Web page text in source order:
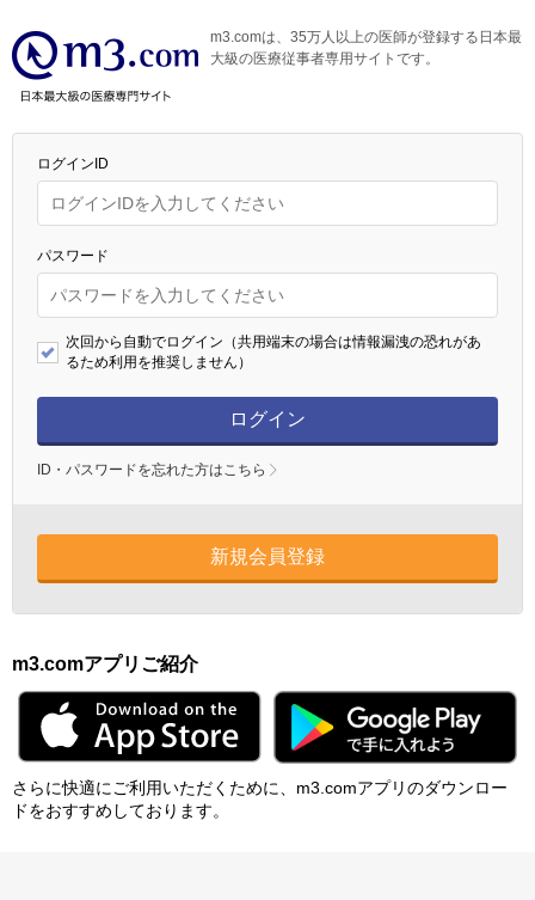
m3.comは、35万人以上の医師が登録する日本最
大級の医療従事者専用サイトです。
ログインID
パスワード
次回から自動でログイン（共用端末の場合は情報漏洩の恐れがあ
るため利用を推奨しません）
ログイン
ID・パスワードを忘れた方はこちら
新規会員登録
m3.comアプリご紹介
さらに快適にご利⽤いただくために、m3.comアプリのダウンロー
ドをおすすめしております。